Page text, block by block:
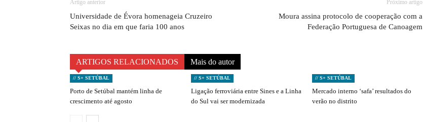
Artigo anterior
Universidade de Évora homenageia Cruzeiro
Seixas no dia em que faria 100 anos
Próximo artigo
Moura assina protocolo de cooperação com a
Federação Portuguesa de Canoagem
ARTIGOS RELACIONADOS Mais do autor
// S+ SETÚBAL
Porto de Setúbal mantém linha de
crescimento até agosto
// S+ SETÚBAL
Ligação ferroviária entre Sines e a Linha
do Sul vai ser modernizada
// S+ SETÚBAL
Mercado interno ‘safa’ resultados do
verão no distrito